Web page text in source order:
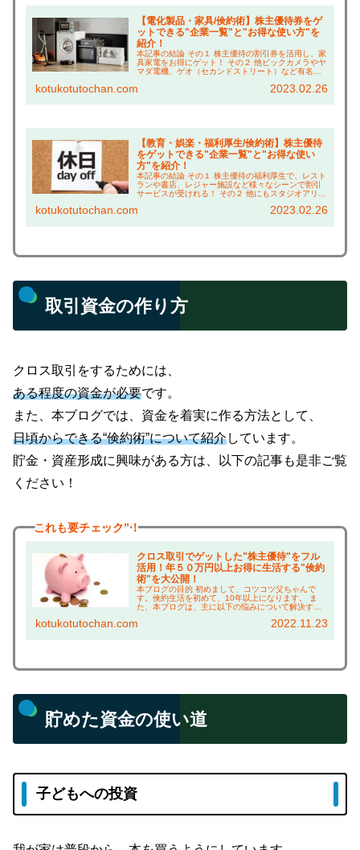
【電化製品・家具/倹約術】株主優待券をゲ
ットできる"企業一覧"と"お得な使い方"を
紹介！
本記事の結論 その１ 株主優待の割引券を活用し、家
具家電をお得にゲット！ その２ 他ビックカメラやヤ
マダ電機、ゲオ（セカンドストリート）など有名店
オススメ！99%の方が知らない、1万円以上お...
kotukotutochan.com 2023.02.26
【教育・娯楽・福利厚生/倹約術】株主優待
をゲットできる"企業一覧"と"お得な使い
方"を紹介！
本記事の結論 その１ 株主優待の福利厚生で、レスト
ランや書店、レジャー施設など様々なシーンで割引
サービスが受けれる！ その２ 他にもスタジオアリス
連の割引も充実！ その３ ベネッセカードの無料特...
kotukotutochan.com 2023.02.26
取引資金の作り方
クロス取引をするためには、
ある程度の資金が必要です。
また、本ブログでは、資金を着実に作る方法として、
日頃からできる“倹約術”について紹介しています。
貯金・資産形成に興味がある方は、以下の記事も是非ご覧
ください！
これも要チェック”！
クロス取引でゲットした"株主優待"をフル
活用！年５０万円以上お得に生活する"倹約
術"を大公開！
本ブログの目的 初めまして、コツコツ父ちゃんで
す。倹約生活を初めて、10年以上になります。 ま
た、本ブログは、主に以下の悩みについて解決する
は、 ・株主優待って何がもらえるの？ →実際に使
kotukotutochan.com 2022.11.23
貯めた資金の使い道
子どもへの投資